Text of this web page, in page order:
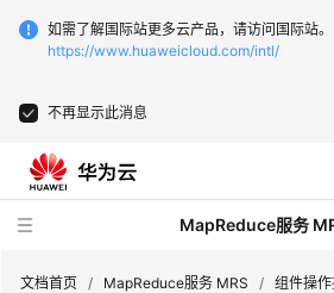
如需了解国际站更多云产品，请访问国际站。
https://www.huaweicloud.com/intl/
不再显示此消息
MapReduce服务
文档首页 / MapReduce服务 MRS / 组件操作